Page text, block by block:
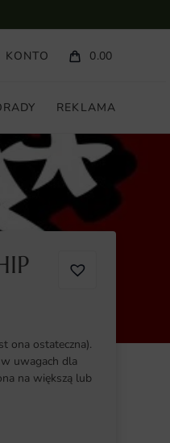
KONTO 0.00
REKLAMA
ona ostateczna).
uwagach dla
na większą lub